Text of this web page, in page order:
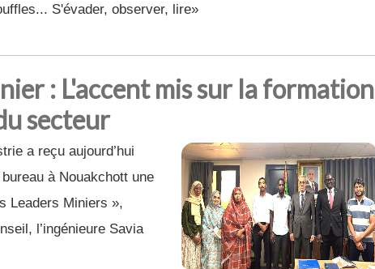
S'évader, observer, lire»
: L'accent mis sur la formation
secteur
a reçu aujourd’hui
à Nouakchott une
Leaders Miniers »,
l’ingénieure Savia